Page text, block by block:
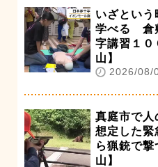
いざとい
学べる 倉
字講習１０
山】
2026/08/
真庭市で人
想定した
ら猟銃で撃
山】